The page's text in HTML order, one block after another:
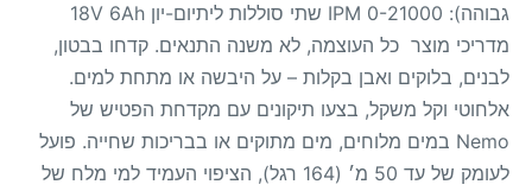
גבוהה): 0-21000 IPM שתי סוללות ליתיום-יון 18V 6Ah
מדריכי מוצר כל העוצמה, לא משנה התנאים. קדחו בבטון,
לבנים, בלוקים ואבן בקלות – על היבשה או מתחת למים.
אלחוטי וקל משקל, בצעו תיקונים עם מקדחת הפטיש של
Nemo במים מלוחים, מים מתוקים או בבריכות שחייה. פועל
לעומק של עד 50 מ׳ (164 רגל), הציפוי העמיד למי מלח של